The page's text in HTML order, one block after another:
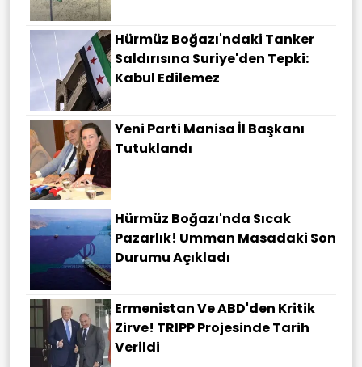
Hürmüz Boğazı'ndaki Tanker
Saldırısına Suriye'den Tepki:
Kabul Edilemez
Yeni Parti Manisa İl Başkanı
Tutuklandı
Hürmüz Boğazı'nda Sıcak
Pazarlık! Umman Masadaki Son
Durumu Açıkladı
Ermenistan Ve ABD'den Kritik
Zirve! TRIPP Projesinde Tarih
Verildi